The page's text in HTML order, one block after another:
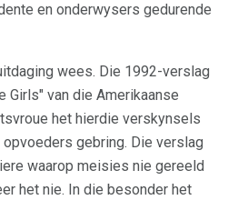
en onderwysers gedurende
wees. Die 1992-verslag
Girls" van die Amerikaanse
het hierdie verskynsels
gebring. Die verslag
waarop meisies nie gereeld
het nie. In die besonder het